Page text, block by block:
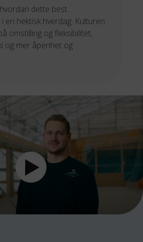
dette best
en hektisk hverdag. Kulturen
omstilling og fleksibilitet,
og mer åpenhet og